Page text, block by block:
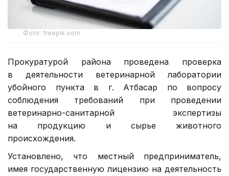
Фото: freepik.com
Прокуратурой района проведена проверка
в деятельности ветеринарной лаборатории
убойного пункта в г. Атбасар по вопросу
соблюдения требований при проведении
ветеринарно-санитарной экспертизы
на продукцию и сырье животного
происхождения.
Установлено, что местный предприниматель,
имея государственную лицензию на деятельность